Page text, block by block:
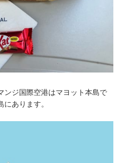
ンジ国際空港はマヨット本島で
あります。